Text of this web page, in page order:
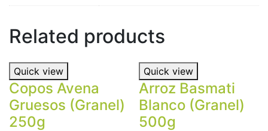
Related products
Quick view
Copos Avena
Gruesos (Granel)
250g
Quick view
Arroz Basmati
Blanco (Granel)
500g